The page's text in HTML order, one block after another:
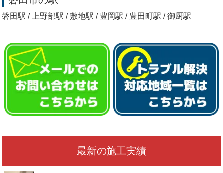
磐田駅 / 上野部駅 / 敷地駅 / 豊岡駅 / 豊田町駅 / 御厨駅
最新の施工実績